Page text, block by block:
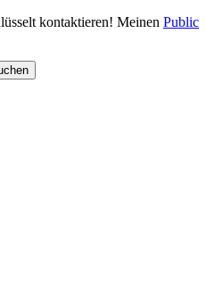
kontaktieren! Meinen Public